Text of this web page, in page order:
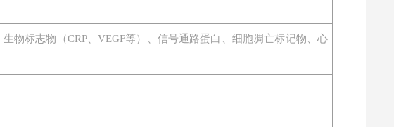
物标志物（CRP、VEGF等）、信号通路蛋白、细胞凋亡标记物、心